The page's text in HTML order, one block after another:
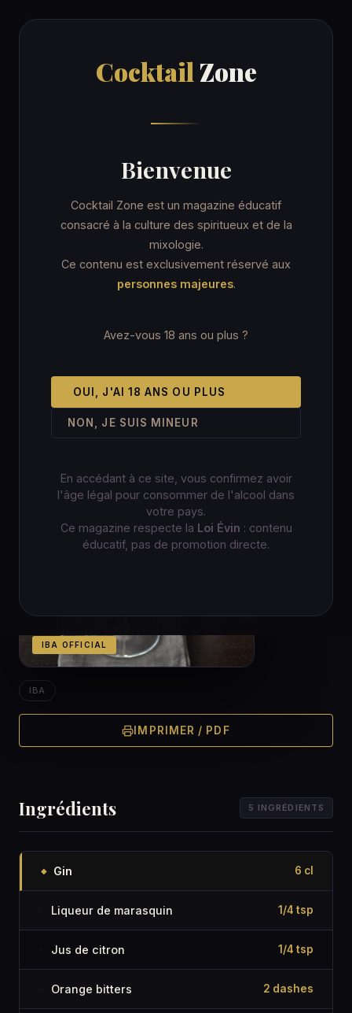
Cocktail Zone
Bienvenue
Cocktail Zone est un magazine éducatif
consacré à la culture des spiritueux et de la
mixologie.
Ce contenu est exclusivement réservé aux
personnes majeures.
Avez-vous 18 ans ou plus ?
OUI, J'AI 18 ANS OU PLUS
NON, JE SUIS MINEUR
En accédant à ce site, vous confirmez avoir
l'âge légal pour consommer de l'alcool dans
votre pays.
Ce magazine respecte la Loi Évin : contenu
éducatif, pas de promotion directe.
CocktailZone
11 min Coupe cocktail
★★☆ Intermédiaire ★ IBA · Unforgettables
IBA OFFICIAL
IBA
IMPRIMER / PDF
Ingrédients 5 INGRÉDIENTS
◆ Gin 6 cl
· Liqueur de marasquin 1/4 tsp
· Jus de citron 1/4 tsp
· Orange bitters 2 dashes